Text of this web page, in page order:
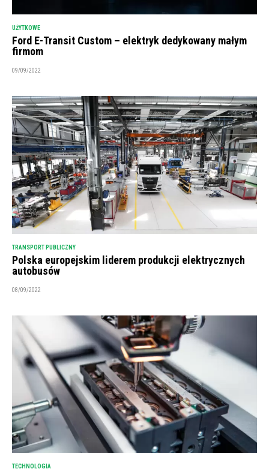
UŻYTKOWE
Ford E-Transit Custom – elektryk dedykowany małym
firmom
09/09/2022
TRANSPORT PUBLICZNY
Polska europejskim liderem produkcji elektrycznych
autobusów
08/09/2022
TECHNOLOGIA